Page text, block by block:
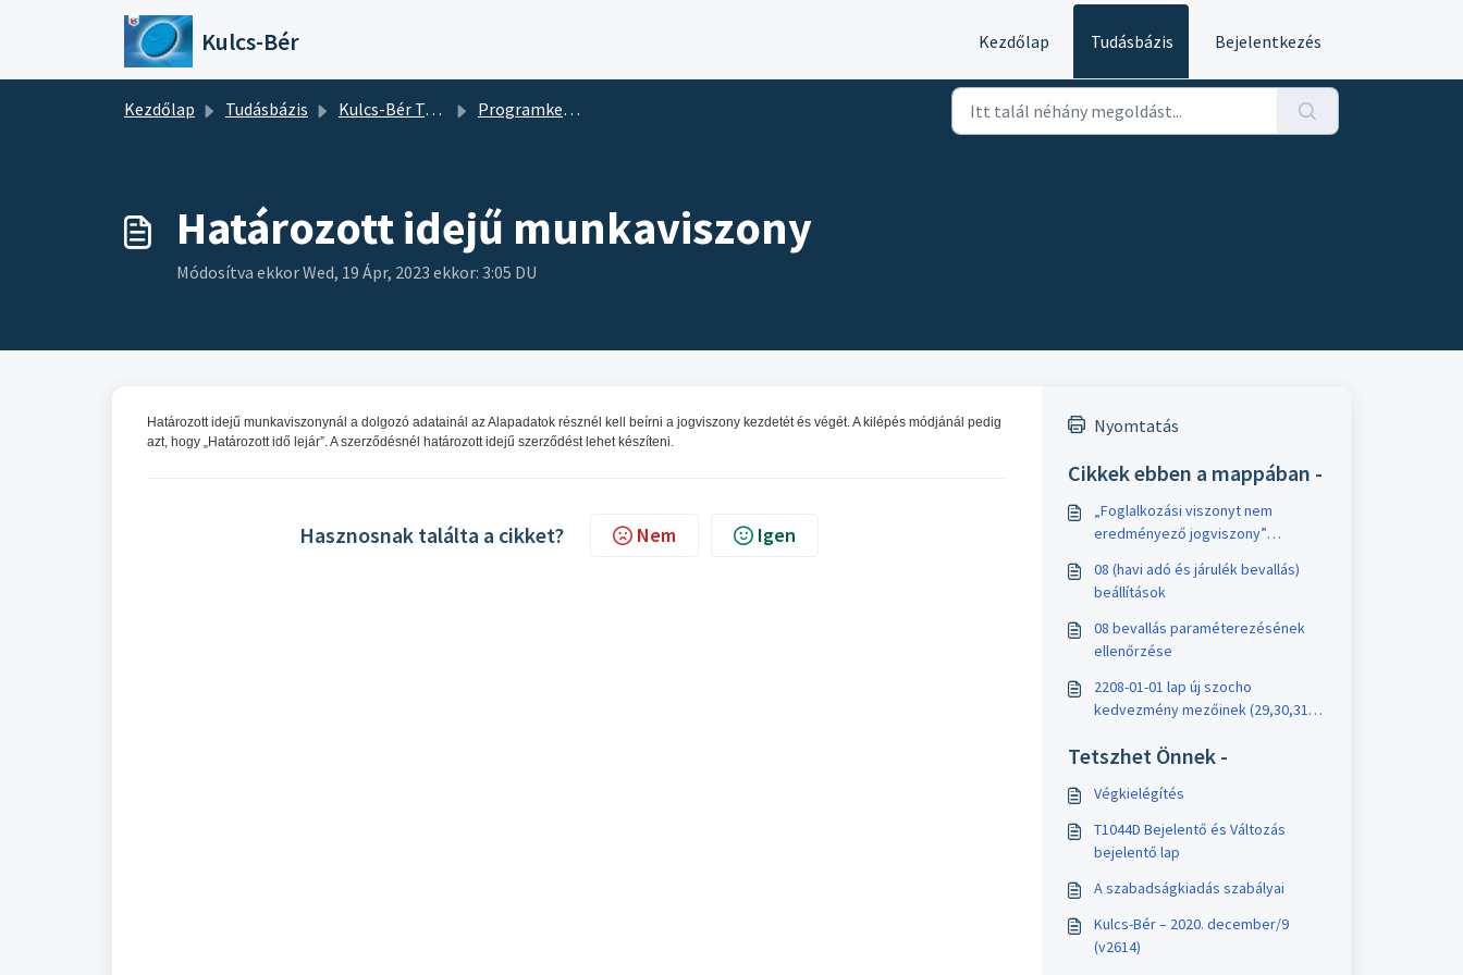
Kihagyás a tartalom megtartásához
Kulcs-Bér Kezdőlap Tudásbázis Bejelentkezés
Kezdőlap Tudásbázis Kulcs-Bér Tudásbázis Programkezelés
Határozott idejű munkaviszony
Módosítva ekkor Wed, 19 Ápr, 2023 ekkor: 3:05 DU
Határozott idejű munkaviszonynál a dolgozó adatainál az Alapadatok résznél kell beírni a jogviszony kezdetét és végét. A kilépés módjánál pedig
azt, hogy „Határozott idő lejár”. A szerződésnél határozott idejű szerződést lehet készíteni.
Hasznosnak találta a cikket? Nem Igen
Nyomtatás
Cikkek ebben a mappában -
„Foglalkozási viszonyt nem
eredményező jogviszony”
gyűjtése során
08 (havi adó és járulék bevallás)
beállítások
08 bevallás paraméterezésének
ellenőrzése
2208-01-01 lap új szocho
kedvezmény mezőinek (29,30,31
Tetszhet Önnek -
Végkielégítés
T1044D Bejelentő és Változás
bejelentő lap
A szabadságkiadás szabályai
Kulcs-Bér – 2020. december/9
(v2614)